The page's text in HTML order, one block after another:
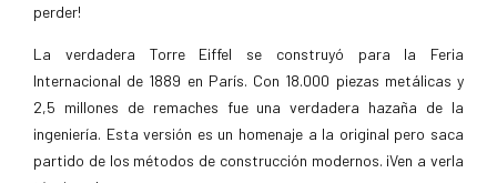
perder!
La verdadera Torre Eiffel se construyó para la Feria
Internacional de 1889 en París. Con 18.000 piezas metálicas y
2,5 millones de remaches fue una verdadera hazaña de la
ingeniería. Esta versión es un homenaje a la original pero saca
partido de los métodos de construcción modernos. ¡Ven a verla